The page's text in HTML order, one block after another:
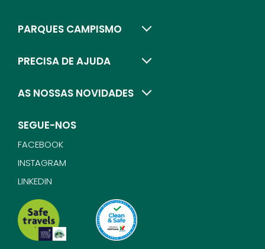
PARQUES CAMPISMO
PRECISA DE AJUDA
AS NOSSAS NOVIDADES
SEGUE-NOS
FACEBOOK
INSTAGRAM
LINKEDIN